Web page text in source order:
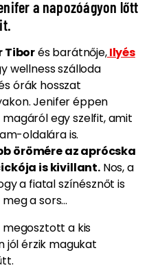
a napozóágyon lőtt
Tiborés barátnője,Ilyés
wellness szálloda
órák hosszat
. Jenifer éppen
egy szelfit, amit
oldalára is.
örömére az aprócska
is kivillant.Nos, a
a fiatal színésznőt is
a sors...
a kis
jól érzik magukat